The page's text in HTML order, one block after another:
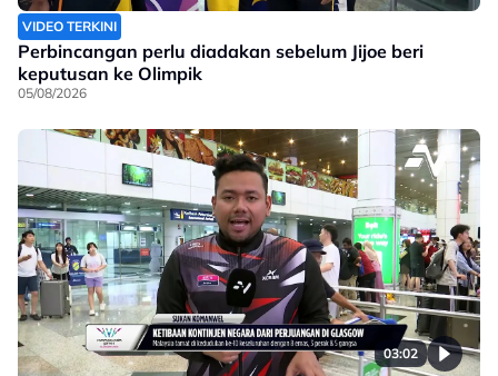
VIDEO TERKINI
Perbincangan perlu diadakan sebelum Jijoe beri
keputusan ke Olimpik
05/08/2026
03:02